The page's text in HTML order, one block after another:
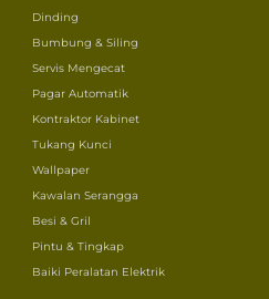
Dinding
Bumbung & Siling
Servis Mengecat
Pagar Automatik
Kontraktor Kabinet
Tukang Kunci
Wallpaper
Kawalan Serangga
Besi & Gril
Pintu & Tingkap
Baiki Peralatan Elektrik